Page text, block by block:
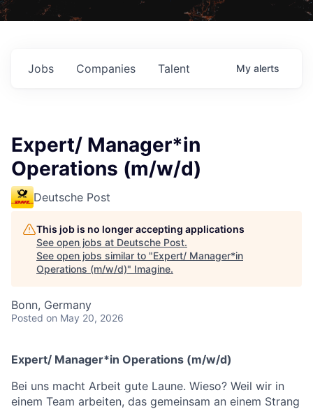
Jobs Companies Talent My alerts
Expert/ Manager*in
Operations (m/w/d)
Deutsche Post
This job is no longer accepting applications
See open jobs at Deutsche Post.
See open jobs similar to "Expert/ Manager*in
Operations (m/w/d)" Imagine.
Bonn, Germany
Posted on May 20, 2026
Expert/ Manager*in Operations (m/w/d)
Bei uns macht Arbeit gute Laune. Wieso? Weil wir in
einem Team arbeiten, das gemeinsam an einem Strang